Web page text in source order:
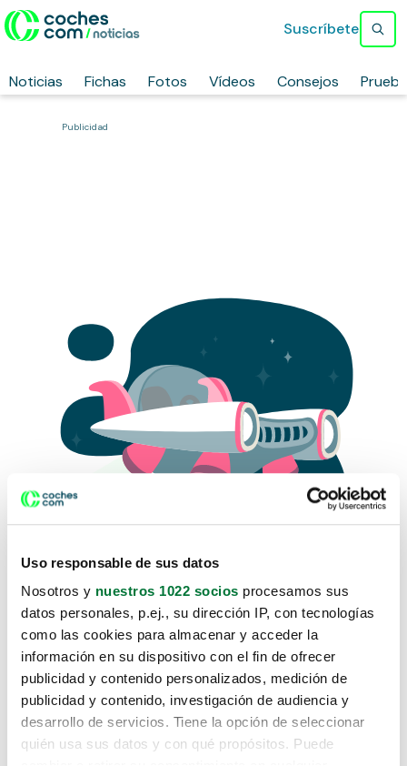
Uso responsable de sus datos
Nosotros y nuestros 1022 socios procesamos sus
datos personales, p.ej., su dirección IP, con tecnologías
como las cookies para almacenar y acceder la
información en su dispositivo con el fin de ofrecer
publicidad y contenido personalizados, medición de
publicidad y contenido, investigación de audiencia y
desarrollo de servicios. Tiene la opción de seleccionar
quién usa sus datos y con qué propósitos. Puede
Noticias Fichas Fotos Vídeos Consejos
Suscríbete
Publicidad
Lo sentimos, no sabemos como
te hemos traido hasta aquí.
Pero puedes encontrar el coche que estás
buscando en alguno de estos enlaces: